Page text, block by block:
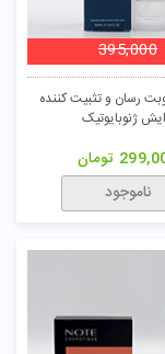
رسان و تثبیت کننده
ژنوبایوتیک
395,000
تومان
ناموجود